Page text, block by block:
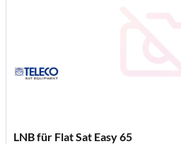
LNB für Flat Sat Easy 65